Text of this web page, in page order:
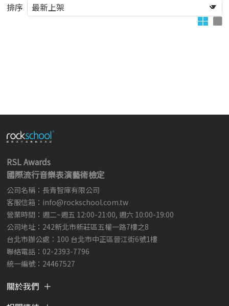
排序
RSL Awards
國際流行音樂表演藝術檢定
公司名稱：長青智庫有限公司
客服信箱： info@rockschool.com.tw ​
營業時間：週二~週五 12:00-21:00, 週六 10:00-19:00
公司地址：242新北市新莊區五權一路7樓之8
台北市辦公處：100 台北市中正區晉江街6號1樓
聯絡電話：02-2393-7796
統一編號：24467527
關於我們